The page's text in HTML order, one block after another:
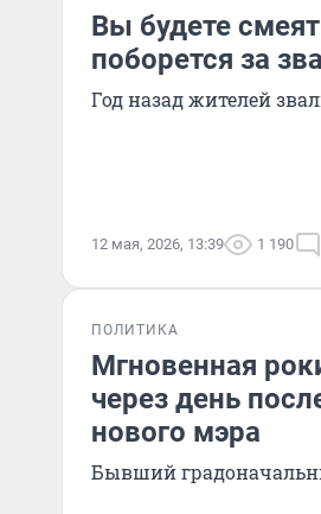
Вы будете
поборется за
Год назад жителей
12 мая, 2026, 13:39 1 190
ПОЛИТИКА
Мгновенная
через день
нового мэра
Бывший